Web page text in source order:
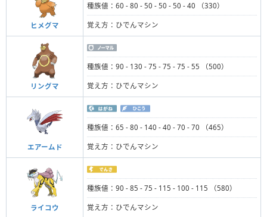
ヒメグマ
種族値：60 - 80 - 50 - 50 - 50 - 40 （330）
覚え方：ひでんマシン
リングマ
種族値：90 - 130 - 75 - 75 - 75 - 55 （500）
覚え方：ひでんマシン
エアームド
種族値：65 - 80 - 140 - 40 - 70 - 70 （465）
覚え方：ひでんマシン
ライコウ
種族値：90 - 85 - 75 - 115 - 100 - 115 （580）
覚え方：ひでんマシン